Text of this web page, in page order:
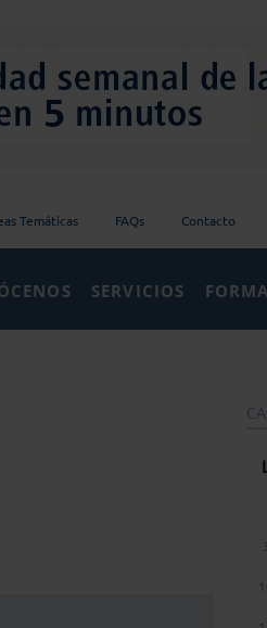
Temáticas FAQs Contacto
SERVICIOS